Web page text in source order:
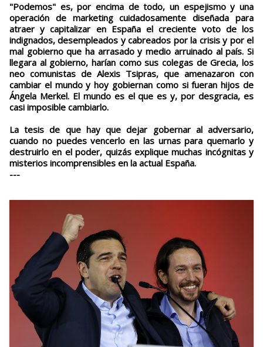
"Podemos" es, por encima de todo, un espejismo y una
operación de marketing cuidadosamente diseñada para
atraer y capitalizar en España el creciente voto de los
indignados, desempleados y cabreados por la crisis y por el
mal gobierno que ha arrasado y medio arruinado al país. Si
llegara al gobierno, harían como sus colegas de Grecia, los
neo comunistas de Alexis Tsipras, que amenazaron con
cambiar el mundo y hoy gobiernan como si fueran hijos de
Ángela Merkel. El mundo es el que es y, por desgracia, es
casi imposible cambiarlo.
La tesis de que hay que dejar gobernar al adversario,
cuando no puedes vencerlo en las urnas para quemarlo y
destruirlo en el poder, quizás explique muchas incógnitas y
misterios incomprensibles en la actual España.
---